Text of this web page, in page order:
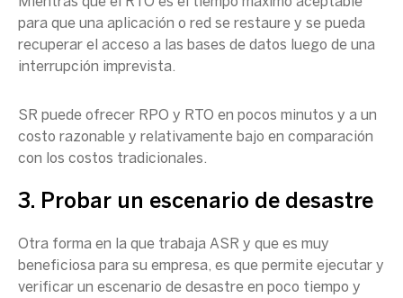
para que una aplicación o red se restaure y se pueda
recuperar el acceso a las bases de datos luego de una
interrupción imprevista.
SR puede ofrecer RPO y RTO en pocos minutos y a un
costo razonable y relativamente bajo en comparación
con los costos tradicionales.
3. Probar un escenario de desastre
Otra forma en la que trabaja ASR y que es muy
beneficiosa para su empresa, es que permite ejecutar y
verificar un escenario de desastre en poco tiempo y